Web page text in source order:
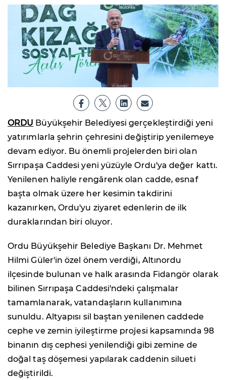
ORDU Büyükşehir Belediyesi gerçekleştirdiği yeni
yatırımlarla şehrin çehresini değiştirip yenilemeye
devam ediyor. Bu önemli projelerden biri olan
Sırrıpaşa Caddesi yeni yüzüyle Ordu'ya değer kattı.
Yenilenen haliyle rengârenk olan cadde, esnaf
başta olmak üzere her kesimin takdirini
kazanırken, Ordu'yu ziyaret edenlerin de ilk
duraklarından biri oluyor.
Ordu Büyükşehir Belediye Başkanı Dr. Mehmet
Hilmi Güler'in özel önem verdiği, Altınordu
ilçesinde bulunan ve halk arasında Fidangör olarak
bilinen Sırrıpaşa Caddesi'ndeki çalışmalar
tamamlanarak, vatandaşların kullanımına
sunuldu. Altyapısı sil baştan yenilenen caddede
cephe ve zemin iyileştirme projesi kapsamında 98
binanın dış cephesi yenilendiği gibi zemine de
doğal taş döşemesi yapılarak caddenin silueti
değiştirildi.